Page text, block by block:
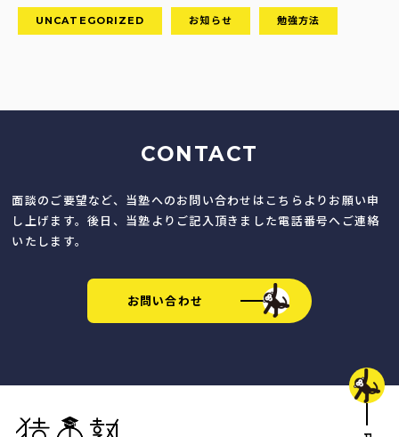
UNCATEGORIZED お知らせ 勉強方法
CONTACT
面談のご要望など、当塾へのお問い合わせはこちらよりお願い申
し上げます。後日、当塾よりご記入頂きました電話番号へご連絡
いたします。
お問い合わせ
猿田塾